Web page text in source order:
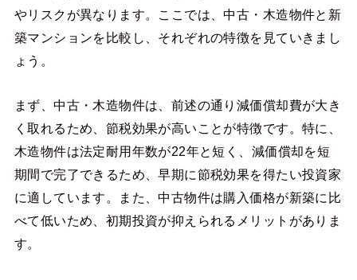
やリスクが異なります。ここでは、中古・木造物件と新
築マンションを比較し、それぞれの特徴を見ていきまし
ょう。
まず、中古・木造物件は、前述の通り減価償却費が大き
く取れるため、節税効果が高いことが特徴です。特に、
木造物件は法定耐用年数が22年と短く、減価償却を短
期間で完了できるため、早期に節税効果を得たい投資家
に適しています。また、中古物件は購入価格が新築に比
べて低いため、初期投資が抑えられるメリットがありま
す。